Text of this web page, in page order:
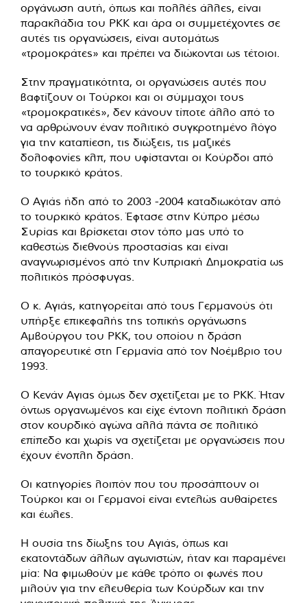
οργάνωση αυτή, όπως και πολλές άλλες, είναι
παρακλάδια του ΡΚΚ και άρα οι συμμετέχοντες σε
αυτές τις οργανώσεις, είναι αυτομάτως
«τρομοκράτες» και πρέπει να διώκονται ως τέτοιοι.
Στην πραγματικότητα, οι οργανώσεις αυτές που
βαφτίζουν οι Τούρκοι και οι σύμμαχοι τους
«τρομοκρατικές», δεν κάνουν τίποτε άλλο από το
να αρθρώνουν έναν πολιτικό συγκροτημένο λόγο
για την καταπίεση, τις διώξεις, τις μαζικές
δολοφονίες κλπ, που υφίστανται οι Κούρδοι από
το τουρκικό κράτος.
Ο Αγιάς ήδη από το 2003 -2004 καταδιωκόταν από
το τουρκικό κράτος. Έφτασε στην Κύπρο μέσω
Συρίας και βρίσκεται στον τόπο μας υπό το
καθεστώς διεθνούς προστασίας και είναι
αναγνωρισμένος από την Κυπριακή Δημοκρατία ως
πολιτικός πρόσφυγας.
Ο κ. Αγιάς, κατηγορείται από τους Γερμανούς ότι
υπήρξε επικεφαλής της τοπικής οργάνωσης
Αμβούργου του ΡΚΚ, του οποίου η δράση
απαγορευτικέ στη Γερμανία από τον Νοέμβριο του
1993.
Ο Κενάν Αγιας όμως δεν σχετίζεται με το ΡΚΚ. Ήταν
όντως οργανωμένος και είχε έντονη πολιτική δράση
στον κουρδικό αγώνα αλλά πάντα σε πολιτικό
επίπεδο και χωρίς να σχετίζεται με οργανώσεις που
έχουν ένοπλη δράση.
Οι κατηγορίες λοιπόν που του προσάπτουν οι
Τούρκοι και οι Γερμανοί είναι εντελώς αυθαίρετες
και έωλες.
Η ουσία της δίωξης του Αγιάς, όπως και
εκατοντάδων άλλων αγωνιστών, ήταν και παραμένει
μία: Να φιμωθούν με κάθε τρόπο οι φωνές που
μιλούν για την ελευθερία των Κούρδων και την